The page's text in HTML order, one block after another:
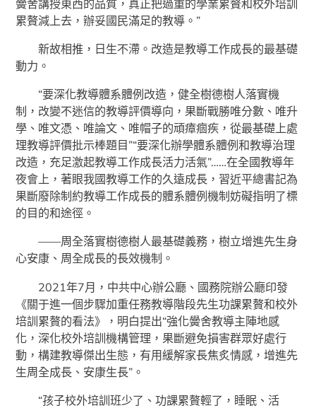
黌舍講授東西的品質，真正把過重的學業累贅和校外培訓
累贅減上去，辦妥國民滿足的教導。”
新故相推，日生不滯。改造是教導工作成長的最基礎
動力。
“要深化教導體系體例改造，健全樹德樹人落實機
制，改變不迷信的教導評價導向，果斷戰勝唯分數、唯升
學、唯文憑、唯論文、唯帽子的頑瘴痼疾，從最基礎上處
理教導評價批示棒題目”“要深化辦學體系體例和教導治理
改造，充足激起教導工作成長活力活氣”……在全國教導年
夜會上，著眼我國教導工作的久遠成長，習近平總書記為
果斷廢除制約教導工作成長的體系體例機制妨礙指明了標
的目的和途徑。
——周全落實樹德樹人最基礎義務，樹立增進先生身
心安康、周全成長的長效機制。
2021年7月，中共中心辦公廳、國務院辦公廳印發
《關于進一個步驟加重任務教導階段先生功課累贅和校外
培訓累贅的看法》，明白提出“強化黌舍教導主陣地感
化，深化校外培訓機構管理，果斷避免損害群眾好處行
動，構建教導傑出生態，有用緩解家長焦炙情感，增進先
生周全成長、安康生長”。
“孩子校外培訓班少了、功課累贅輕了，睡眠、活